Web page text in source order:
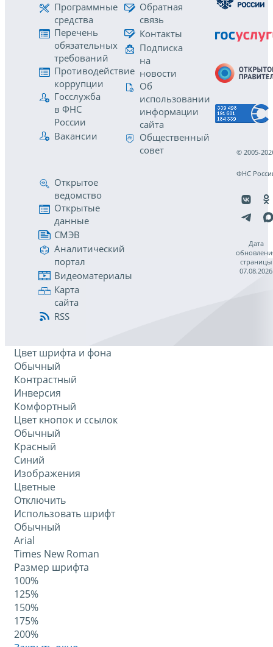
Программные
средства
Перечень
обязательных
требований
Противодействие
коррупции
Госслужба
в ФНС
России
Вакансии
Обратная
связь
Контакты
Подписка
на
новости
Об
использовании
информации
сайта
Общественный
совет
Открытое
ведомство
Открытые
данные
СМЭВ
Аналитический
портал
Видеоматериалы
Карта
сайта
RSS
© 2005-
ФНС
Дата
страницы
07.08.2026
Цвет шрифта и фона
Обычный
Контрастный
Инверсия
Комфортный
Цвет кнопок и ссылок
Обычный
Красный
Синий
Изображения
Цветные
Отключить
Использовать шрифт
Обычный
Arial
Times New Roman
Размер шрифта
100%
125%
150%
175%
200%